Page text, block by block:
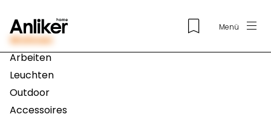
Menü
Wohnen
Arbeiten
Leuchten
Outdoor
Accessoires